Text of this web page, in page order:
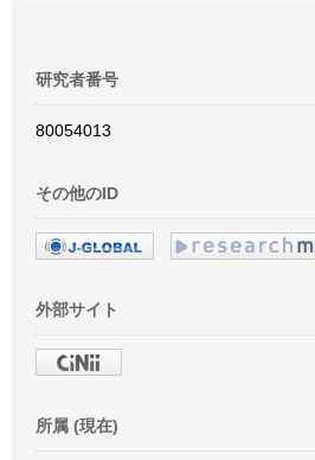
研究者番号
80054013
その他のID
外部サイト
所属 (現在)